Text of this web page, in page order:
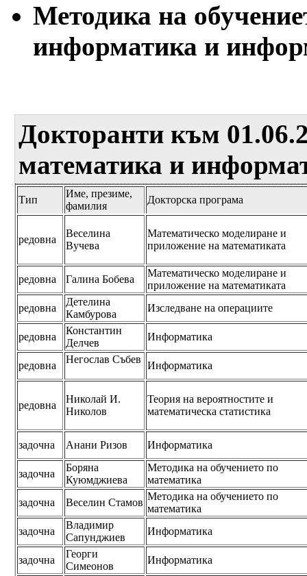
Методика на
информатика и
Докторанти към
математика и
Тип
Име, презиме,
фамилия
Докторска програма
редовна
Веселина
Вучева
Математическо моделиране и
приложение на математиката
редовна Галина Бобева
Математическо моделиране и
приложение на математиката
редовна
Детелина
Камбурова
Изследване на операциите
редовна
Константин
Делчев
Информатика
редовна
Негослав Събев
Информатика
редовна
Николай И.
Николов
Теория на вероятностите и
математическа статистика
задочна Анани Ризов Информатика
задочна
Боряна
Куюмджиева
Методика на обучението по
математика
задочна
Веселин Стамов
Методика на обучението по
математика
задочна
Владимир
Сапунджиев
Информатика
задочна
Георги
Симеонов
Информатика